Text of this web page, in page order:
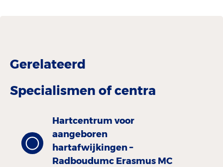
Gerelateerd
Specialismen of centra
Hartcentrum voor
aangeboren
hartafwijkingen –
Radboudumc Erasmus MC